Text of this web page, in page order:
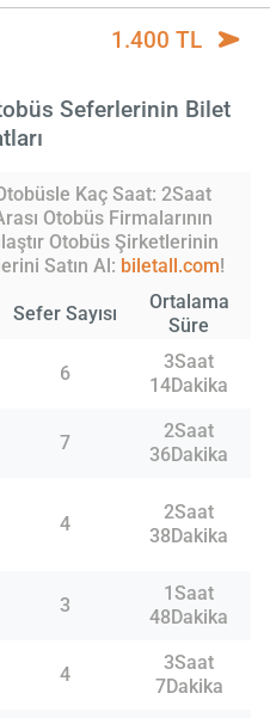
1.400 TL
Seferlerinin Bilet
Kaç Saat: 2Saat
Otobüs Firmalarının
Otobüs Şirketlerinin
Satın Al: biletall.com!
Sefer Sayısı
Ortalama
Süre
6
3Saat
14Dakika
7
2Saat
36Dakika
4
2Saat
38Dakika
3
1Saat
48Dakika
4
3Saat
7Dakika